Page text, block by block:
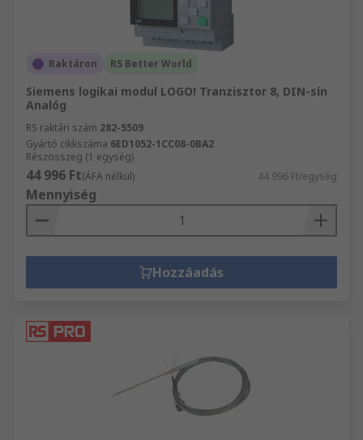
Raktáron RS Better World
Siemens logikai modul LOGO! Tranzisztor 8, DIN-sín
Analóg
RS raktári szám 282-5509
Gyártó cikkszáma 6ED1052-1CC08-0BA2
Részösszeg (1 egység)
44 996 Ft(ÁFA nélkül) 44 996 Ft/egység
Mennyiség
Hozzáadás